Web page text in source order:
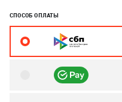
СПОСОБ ОПЛАТЫ